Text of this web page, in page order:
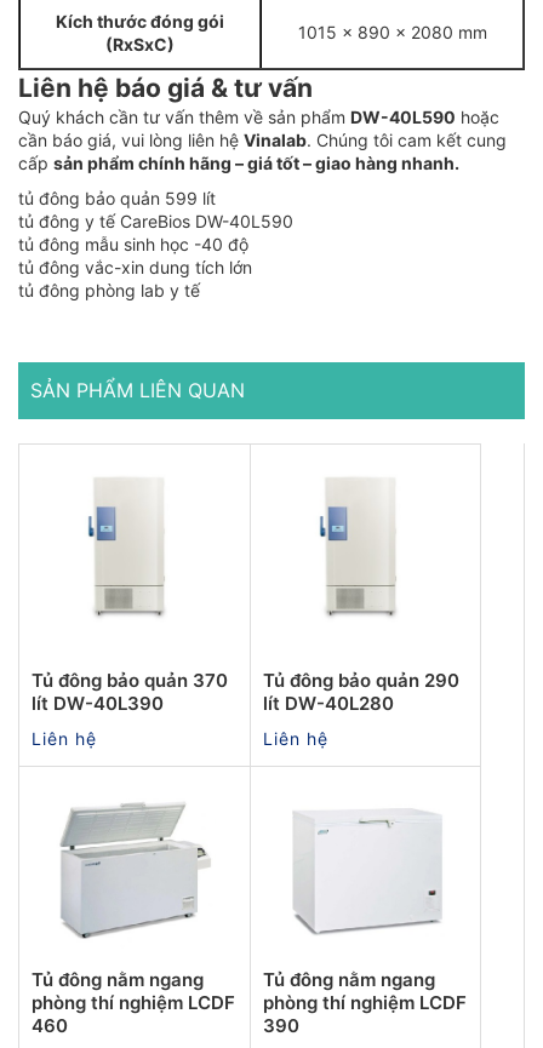
Kích thước đóng gói
(RxSxC)
1015 x 890 x 2080 mm
Liên hệ báo giá & tư vấn
Quý khách cần tư vấn thêm về sản phẩm DW-40L590 hoặc
cần báo giá, vui lòng liên hệ Vinalab. Chúng tôi cam kết cung
cấp sản phẩm chính hãng – giá tốt – giao hàng nhanh.
tủ đông bảo quản 599 lít
tủ đông y tế CareBios DW-40L590
tủ đông mẫu sinh học -40 độ
tủ đông vắc-xin dung tích lớn
tủ đông phòng lab y tế
SẢN PHẨM LIÊN QUAN
Tủ đông bảo quản 370
lít DW-40L390
Liên hệ
Tủ đông bảo quản 290
lít DW-40L280
Liên hệ
Tủ đông nằm ngang
phòng thí nghiệm LCDF
460
Tủ đông nằm ngang
phòng thí nghiệm LCDF
390